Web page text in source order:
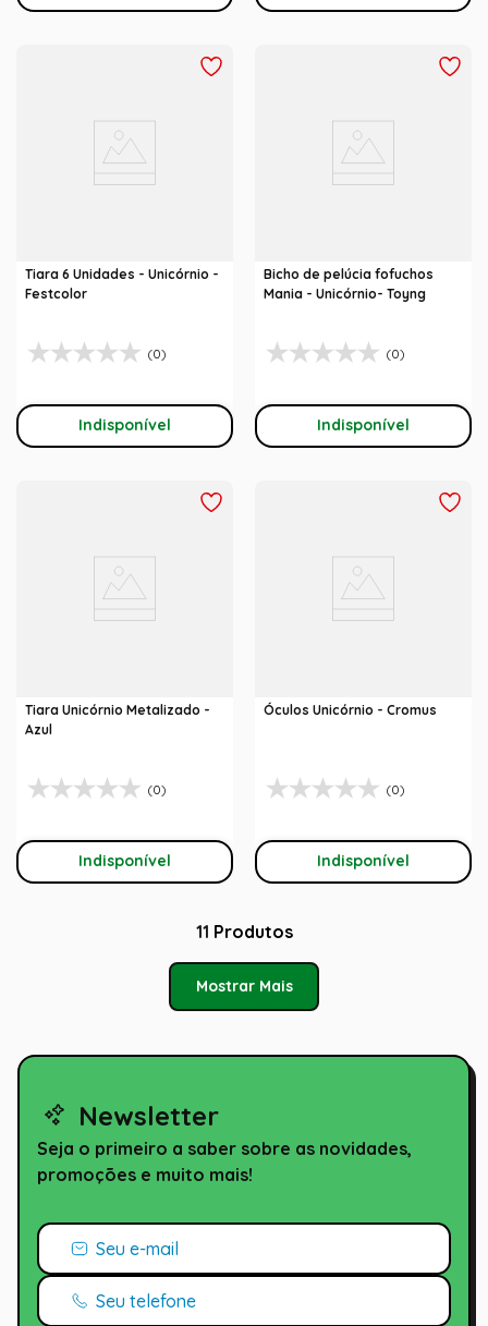
Tiara 6 Unidades - Unicórnio -
Festcolor
(0)
Indisponível
Bicho de pelúcia fofuchos
Mania - Unicórnio- Toyng
(0)
Indisponível
Tiara Unicórnio Metalizado -
Azul
(0)
Indisponível
Óculos Unicórnio - Cromus
(0)
Indisponível
11 Produtos
Mostrar Mais
Newsletter
Seja o primeiro a saber sobre as novidades,
promoções e muito mais!